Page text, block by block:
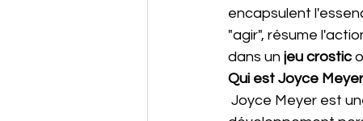
encapsulent
"agir", résume
dans un jeu crostic
Qui est Joyce Meyer